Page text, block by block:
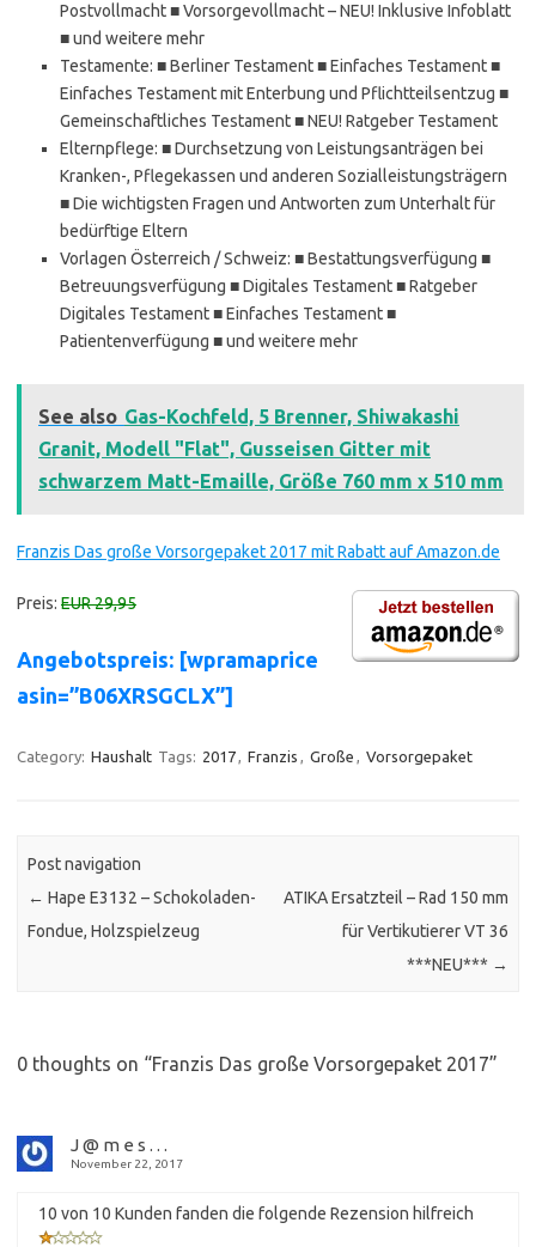
Postvollmacht ■ Vorsorgevollmacht – NEU! Inklusive Infoblatt
■ und weitere mehr
Testamente: ■ Berliner Testament ■ Einfaches Testament ■
Einfaches Testament mit Enterbung und Pflichtteilsentzug ■
Gemeinschaftliches Testament ■ NEU! Ratgeber Testament
Elternpflege: ■ Durchsetzung von Leistungsanträgen bei
Kranken-, Pflegekassen und anderen Sozialleistungsträgern
■ Die wichtigsten Fragen und Antworten zum Unterhalt für
bedürftige Eltern
Vorlagen Österreich / Schweiz: ■ Bestattungsverfügung ■
Betreuungsverfügung ■ Digitales Testament ■ Ratgeber
Digitales Testament ■ Einfaches Testament ■
Patientenverfügung ■ und weitere mehr
See also Gas-Kochfeld, 5 Brenner, Shiwakashi
Granit, Modell "Flat", Gusseisen Gitter mit
schwarzem Matt-Emaille, Größe 760 mm x 510 mm
Franzis Das große Vorsorgepaket 2017 mit Rabatt auf Amazon.de
Preis: EUR 29,95
Angebotspreis: [wpramaprice
asin=”B06XRSGCLX”]
Category: Haushalt Tags: 2017, Franzis , Große , Vorsorgepaket
Post navigation
← Hape E3132 – Schokoladen-
Fondue, Holzspielzeug
ATIKA Ersatzteil – Rad 150 mm
für Vertikutierer VT 36
***NEU*** →
0 thoughts on “Franzis Das große Vorsorgepaket 2017”
J @ m e s . . .
November 22, 2017
10 von 10 Kunden fanden die folgende Rezension hilfreich